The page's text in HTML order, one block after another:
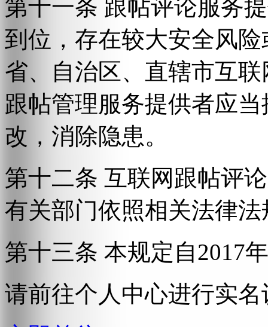
第十一条 跟帖评论服务
到位，存在较大安全风
省、自治区、直辖市互
跟帖管理服务提供者应
改，消除隐患。
第十二条 互联网跟帖评
有关部门依照相关法律
第十三条 本规定自2017
请前往个人中心进行实名